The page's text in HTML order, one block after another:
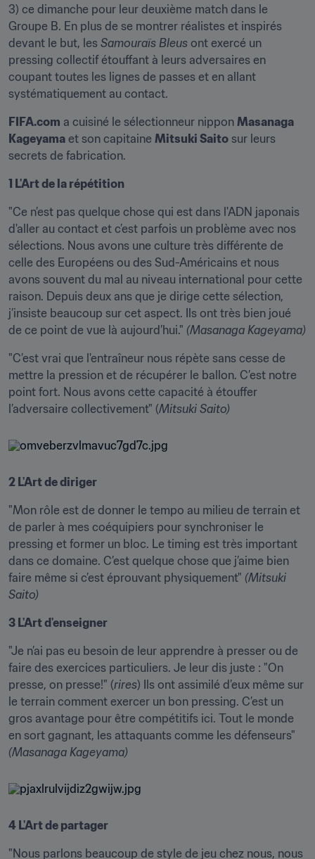
3) ce dimanche pour leur deuxième match dans le
Groupe B. En plus de se montrer réalistes et inspirés
devant le but, les Samouraïs Bleus ont exercé un
pressing collectif étouffant à leurs adversaires en
coupant toutes les lignes de passes et en allant
systématiquement au contact.
FIFA.com a cuisiné le sélectionneur nippon Masanaga
Kageyama et son capitaine Mitsuki Saito sur leurs
secrets de fabrication.
1 L'Art de la répétition
"Ce n’est pas quelque chose qui est dans l'ADN japonais
d'aller au contact et c’est parfois un problème avec nos
sélections. Nous avons une culture très différente de
celle des Européens ou des Sud-Américains et nous
avons souvent du mal au niveau international pour cette
raison. Depuis deux ans que je dirige cette sélection,
j’insiste beaucoup sur cet aspect. Ils ont très bien joué
de ce point de vue là aujourd’hui." (Masanaga Kageyama)
"C’est vrai que l'entraîneur nous répète sans cesse de
mettre la pression et de récupérer le ballon. C’est notre
point fort. Nous avons cette capacité à étouffer
l’adversaire collectivement" (Mitsuki Saito)
2 L'Art de diriger
"Mon rôle est de donner le tempo au milieu de terrain et
de parler à mes coéquipiers pour synchroniser le
pressing et former un bloc. Le timing est très important
dans ce domaine. C’est quelque chose que j’aime bien
faire même si c’est éprouvant physiquement" (Mitsuki
Saito)
3 L'Art d'enseigner
"Je n’ai pas eu besoin de leur apprendre à presser ou de
faire des exercices particuliers. Je leur dis juste : "On
presse, on presse!" (rires) Ils ont assimilé d’eux même sur
le terrain comment exercer un bon pressing. C’est un
gros avantage pour être compétitifs ici. Tout le monde
(Masanaga Kageyama)
4 L'Art de partager
"Nous parlons beaucoup de style de jeu chez nous, nous